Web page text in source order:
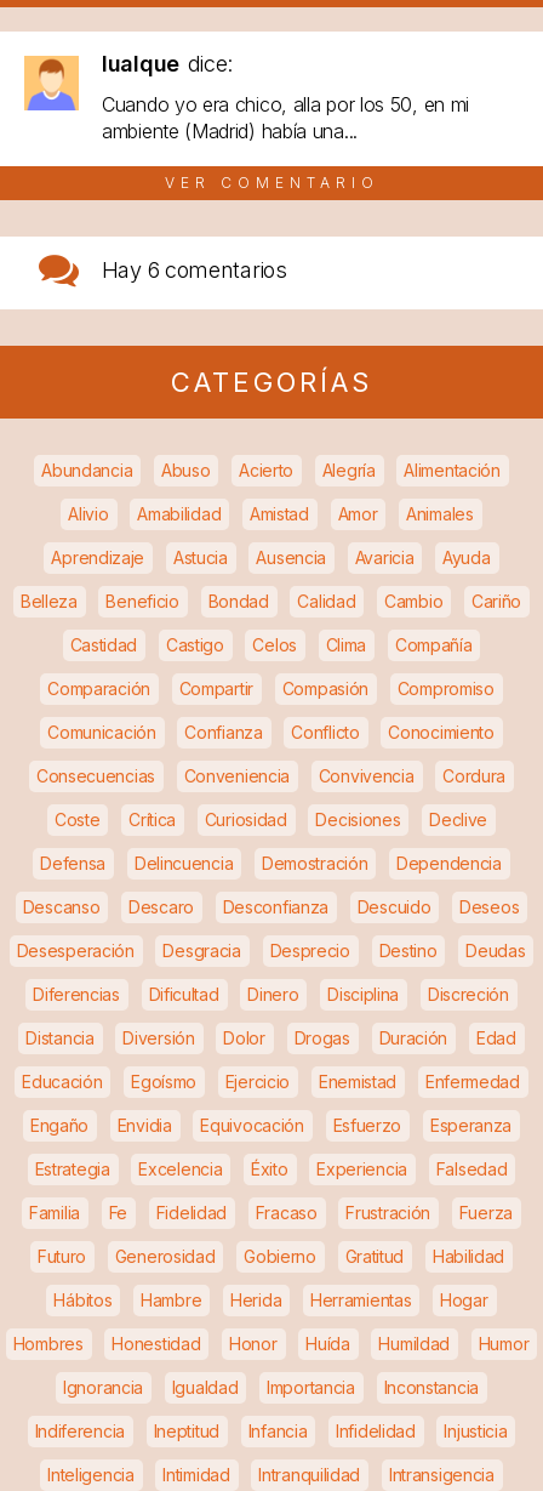
lualque dice:
Cuando yo era chico, alla por los 50, en mi
ambiente (Madrid) había una...
VER COMENTARIO
Hay 6 comentarios
CATEGORÍAS
Abundancia Abuso Acierto Alegría Alimentación
Alivio Amabilidad Amistad Amor Animales
Aprendizaje Astucia Ausencia Avaricia Ayuda
Belleza Beneficio Bondad Calidad Cambio Cariño
Castidad Castigo Celos Clima Compañía
Comparación Compartir Compasión Compromiso
Comunicación Confianza Conflicto Conocimiento
Consecuencias Conveniencia Convivencia Cordura
Coste Crítica Curiosidad Decisiones Declive
Defensa Delincuencia Demostración Dependencia
Descanso Descaro Desconfianza Descuido Deseos
Desesperación Desgracia Desprecio Destino Deudas
Diferencias Dificultad Dinero Disciplina Discreción
Distancia Diversión Dolor Drogas Duración Edad
Educación Egoísmo Ejercicio Enemistad Enfermedad
Engaño Envidia Equivocación Esfuerzo Esperanza
Estrategia Excelencia Éxito Experiencia Falsedad
Familia Fe Fidelidad Fracaso Frustración Fuerza
Futuro Generosidad Gobierno Gratitud Habilidad
Hábitos Hambre Herida Herramientas Hogar
Hombres Honestidad Honor Huída Humildad Humor
Ignorancia Igualdad Importancia Inconstancia
Indiferencia Ineptitud Infancia Infidelidad Injusticia
Inteligencia Intimidad Intranquilidad Intransigencia